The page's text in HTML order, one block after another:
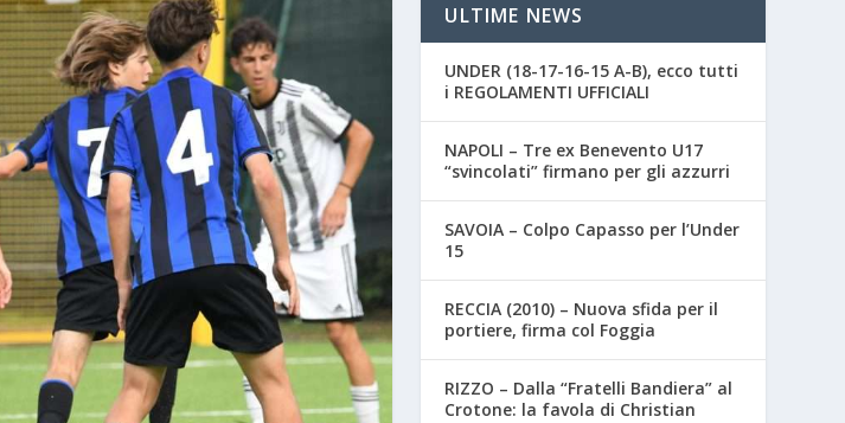
ULTIME NEWS
UNDER (18-17-16-15 A-B), ecco tutti
i REGOLAMENTI UFFICIALI
NAPOLI – Tre ex Benevento U17
“svincolati” firmano per gli azzurri
SAVOIA – Colpo Capasso per l’Under
15
RECCIA (2010) – Nuova sfida per il
portiere, firma col Foggia
RIZZO – Dalla “Fratelli Bandiera” al
Crotone: la favola di Christian